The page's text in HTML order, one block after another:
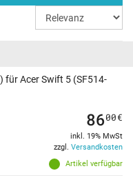
für Acer Swift 5 (SF514-
Artikel verfügbar
8600€
inkl. 19% MwSt
zzgl. Versandkosten